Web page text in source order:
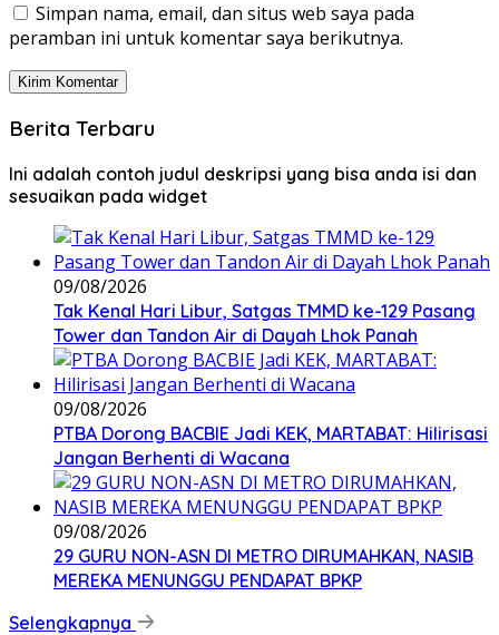
Simpan nama, email, dan situs web saya pada
peramban ini untuk komentar saya berikutnya.
Berita Terbaru
Ini adalah contoh judul deskripsi yang bisa anda isi dan
sesuaikan pada widget
09/08/2026
Tak Kenal Hari Libur, Satgas TMMD ke-129 Pasang
Tower dan Tandon Air di Dayah Lhok Panah
09/08/2026
PTBA Dorong BACBIE Jadi KEK, MARTABAT: Hilirisasi
Jangan Berhenti di Wacana
09/08/2026
29 GURU NON-ASN DI METRO DIRUMAHKAN, NASIB
MEREKA MENUNGGU PENDAPAT BPKP
Selengkapnya